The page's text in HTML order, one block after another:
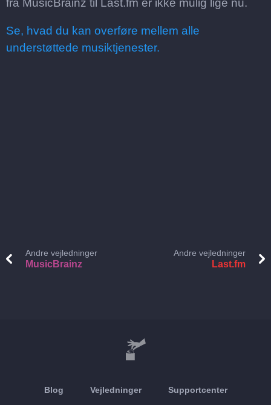
fra MusicBrainz til Last.fm er ikke mulig lige nu.
Se, hvad du kan overføre mellem alle
understøttede musiktjenester.
Andre vejledninger
MusicBrainz
Andre vejledninger
Last.fm
Blog Vejledninger Supportcenter